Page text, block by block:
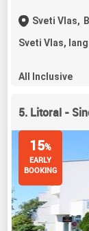
Sveti Vlas,
Sveti Vlas,
All Inclusive
5. Litoral -
15%
EARLY
BOOKING